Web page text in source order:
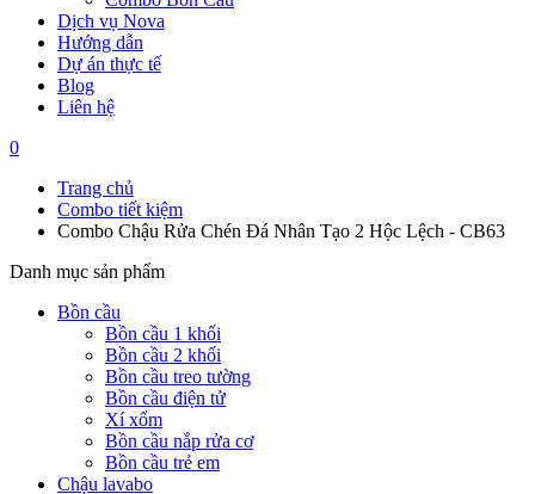
Dịch vụ Nova
Hướng dẫn
Dự án thực tế
Blog
Liên hệ
0
Trang chủ
Combo tiết kiệm
Combo Chậu Rửa Chén Đá Nhân Tạo 2 Hộc Lệch - CB63
Danh mục sản phẩm
Bồn cầu
Bồn cầu 1 khối
Bồn cầu 2 khối
Bồn cầu treo tường
Bồn cầu điện tử
Xí xổm
Bồn cầu nắp rửa cơ
Bồn cầu trẻ em
Chậu lavabo